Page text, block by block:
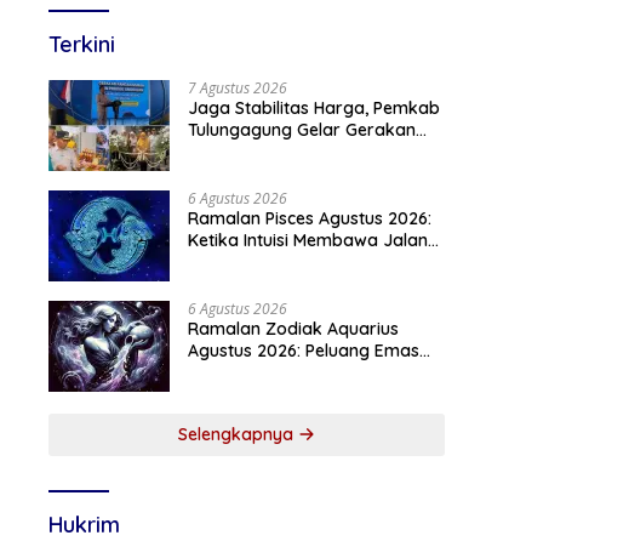
Terkini
7 Agustus 2026
Jaga Stabilitas Harga, Pemkab
Tulungagung Gelar Gerakan
6 Agustus 2026
Ramalan Pisces Agustus 2026:
Ketika Intuisi Membawa Jalan
6 Agustus 2026
Ramalan Zodiak Aquarius
Agustus 2026: Peluang Emas
Selengkapnya
Hukrim